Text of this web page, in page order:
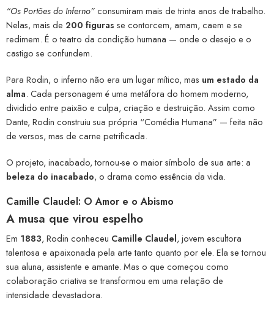
“Os Portões do Inferno”consumiram mais de trinta anos de trabalho.
Nelas, mais de 200 figuras se contorcem, amam, caem e se
redimem. É o teatro da condição humana — onde o desejo e o
castigo se confundem.
Para Rodin, o inferno não era um lugar mítico, mas um estado da
alma. Cada personagem é uma metáfora do homem moderno,
dividido entre paixão e culpa, criação e destruição. Assim como
Dante, Rodin construiu sua própria “Comédia Humana” — feita não
de versos, mas de carne petrificada.
O projeto, inacabado, tornou-se o maior símbolo de sua arte: a
beleza do inacabado, o drama como essência da vida.
Camille Claudel: O Amor e o Abismo
A musa que virou espelho
Em 1883, Rodin conheceu Camille Claudel, jovem escultora
talentosa e apaixonada pela arte tanto quanto por ele. Ela se tornou
sua aluna, assistente e amante. Mas o que começou como
colaboração criativa se transformou em uma relação de
intensidade devastadora.